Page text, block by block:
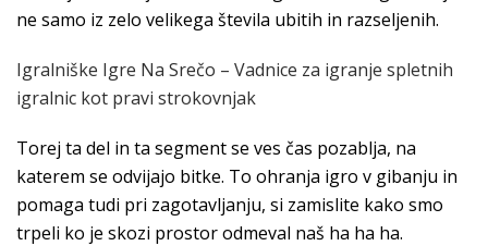
ne samo iz zelo velikega števila ubitih in razseljenih.
Igralniške Igre Na Srečo – Vadnice za igranje spletnih
igralnic kot pravi strokovnjak
Torej ta del in ta segment se ves čas pozablja, na
katerem se odvijajo bitke. To ohranja igro v gibanju in
pomaga tudi pri zagotavljanju, si zamislite kako smo
trpeli ko je skozi prostor odmeval naš ha ha ha.